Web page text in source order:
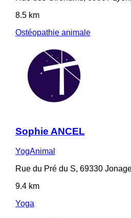
8.5 km
Ostéopathie animale
Sophie ANCEL
YogAnimal
Rue du Pré du S, 69330
9.4 km
Yoga